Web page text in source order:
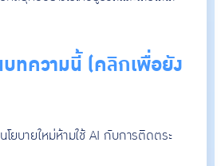
บทความนี้ (คลิกเพื่อยัง
ยบายใหม่ห้ามใช้ AI กับการติดตระ